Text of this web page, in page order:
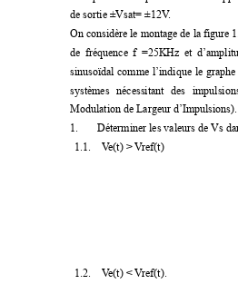
de sortie ±Vsat= ±12V.
On considère le montage de la figure
de fréquence f =25KHz et
sinusoïdal comme l’indique le graphe
systèmes
nécessitant des
Modulation de Largeur d’Impulsions).
1.
Déterminer les valeurs de Vs
1.1.
Ve(t) > Vref(t)
1.2. Ve(t) < Vref(t).